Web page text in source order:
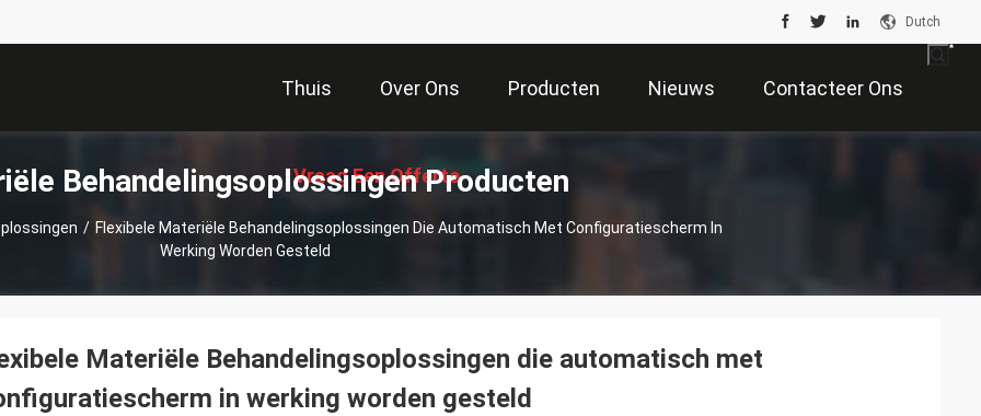
Dutch
Thuis Over Ons Producten Nieuws Contacteer Ons
Vraag Een Offerte
Behandelingsoplossingen Producten
/ Flexibele Materiële Behandelingsoplossingen Die Automatisch Met Configuratiescherm In
Werking Worden Gesteld
Materiële Behandelingsoplossingen die automatisch met
in werking worden gesteld